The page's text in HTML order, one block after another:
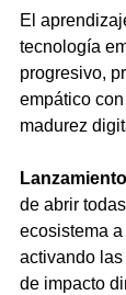
El
tecnología
progresivo,
empático
madurez
de abrir
ecosistema
activando
de impacto